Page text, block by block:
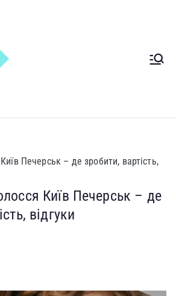
Печерськ
Київ Печерськ – де
відгуки
Печерськ – де зробити, вартість,